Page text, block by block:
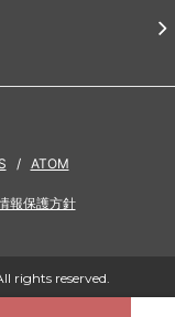
/ ATOM
報保護方針
rights reserved.